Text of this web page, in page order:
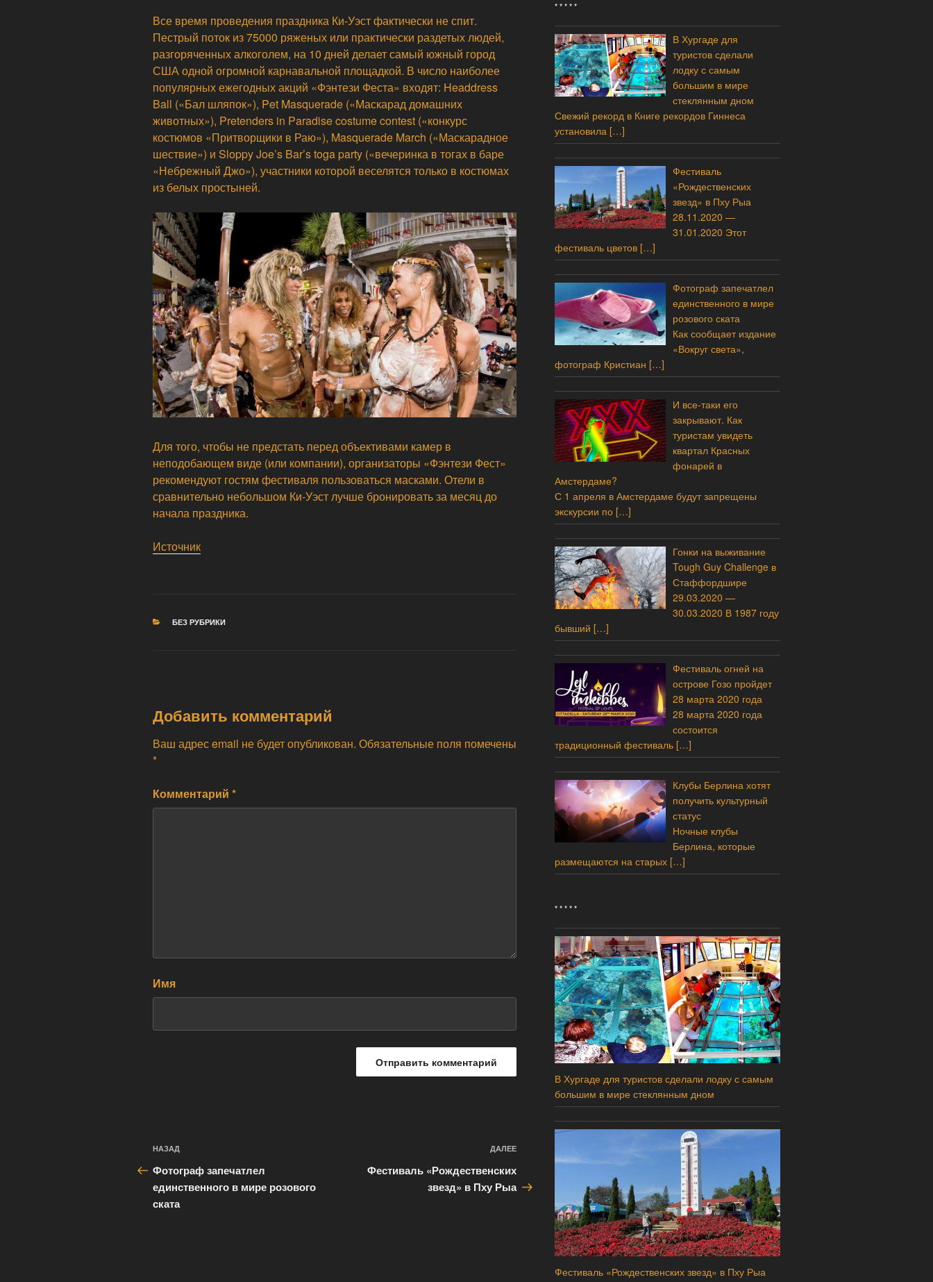
Все время проведения праздника Ки-Уэст фактически не спит.
Пестрый поток из 75000 ряженых или практически раздетых людей,
разгоряченных алкоголем, на 10 дней делает самый южный город
США одной огромной карнавальной площадкой. В число наиболее
популярных ежегодных акций «Фэнтези Феста» входят: Headdress
Ball («Бал шляпок»), Pet Masquerade («Маскарад домашних
животных»), Pretenders in Paradise costume contest («конкурс
костюмов «Притворщики в Раю»), Masquerade March («Маскарадное
шествие») и Sloppy Joe’s Bar’s toga party («вечеринка в тогах в баре
«Небрежный Джо»), участники которой веселятся только в костюмах
из белых простыней.
Для того, чтобы не предстать перед объективами камер в
неподобающем виде (или компании), организаторы «Фэнтези Фест»
рекомендуют гостям фестиваля пользоваться масками. Отели в
сравнительно небольшом Ки-Уэст лучше бронировать за месяц до
начала праздника.
Источник
РУБРИКИ
БЕЗ РУБРИКИ
Добавить комментарий
Ваш адрес email не будет опубликован. Обязательные поля помечены
*
Комментарий *
Имя
Навигация
по
записям
Предыдущая
запись:
НАЗАД
Фотограф запечатлел
единственного в мире розового
ската
ДАЛЕЕ
Фестиваль «Рождественских
звезд» в Пху Рыа
* * * * *
В Хургаде для
туристов сделали
лодку с самым
большим в мире
стеклянным дном
Свежий рекорд в Книге рекордов Гиннеса
установила […]
Фестиваль
«Рождественских
звезд» в Пху Рыа
28.11.2020 —
31.01.2020 Этот
фестиваль цветов […]
Фотограф запечатлел
единственного в мире
розового ската
Как сообщает издание
«Вокруг света»,
фотограф Кристиан […]
И все-таки его
закрывают. Как
туристам увидеть
квартал Красных
фонарей в
Амстердаме?
С 1 апреля в Амстердаме будут запрещены
экскурсии по […]
Гонки на выживание
Tough Guy Challenge в
Стаффордшире
29.03.2020 —
30.03.2020 В 1987 году
бывший […]
Фестиваль огней на
острове Гозо пройдет
28 марта 2020 года
28 марта 2020 года
состоится
традиционный фестиваль […]
Клубы Берлина хотят
получить культурный
статус
Ночные клубы
Берлина, которые
размещаются на старых […]
* * * * *
В Хургаде для туристов сделали лодку с самым
большим в мире стеклянным дном
Фестиваль «Рождественских звезд» в Пху Рыа